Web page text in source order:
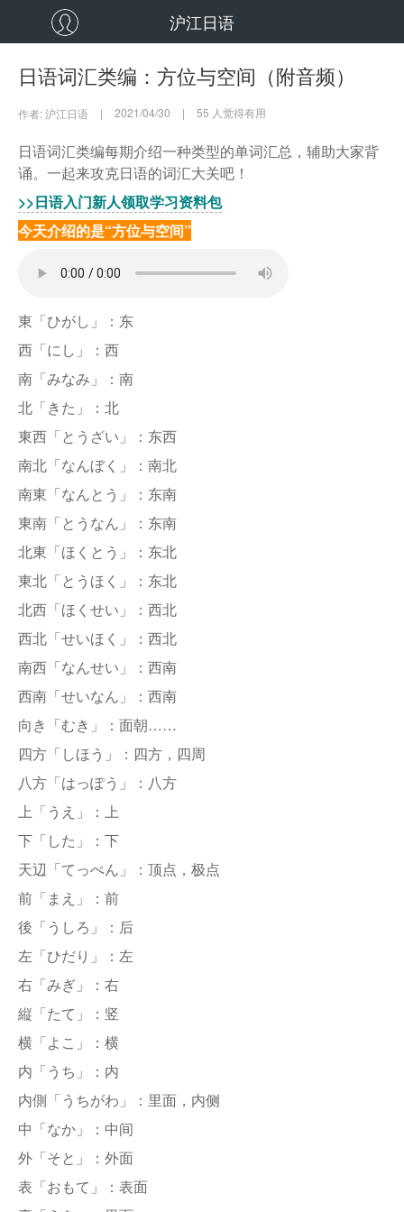
沪江日语
日语词汇类编：方位与空间（附音频）
作者: 沪江日语 | 2021/04/30 | 55 人觉得有用
日语词汇类编每期介绍一种类型的单词汇总，辅助大家背
诵。一起来攻克日语的词汇大关吧！
>>日语入门新人领取学习资料包
今天介绍的是“方位与空间”
東「ひがし」：东
西「にし」：西
南「みなみ」：南
北「きた」：北
東西「とうざい」：东西
南北「なんぼく」：南北
南東「なんとう」：东南
東南「とうなん」：东南
北東「ほくとう」：东北
東北「とうほく」：东北
北西「ほくせい」：西北
西北「せいほく」：西北
南西「なんせい」：西南
西南「せいなん」：西南
向き「むき」：面朝……
四方「しほう」：四方，四周
八方「はっぽう」：八方
上「うえ」：上
下「した」：下
天辺「てっぺん」：顶点，极点
前「まえ」：前
後「うしろ」：后
左「ひだり」：左
右「みぎ」：右
縦「たて」：竖
横「よこ」：横
内「うち」：内
内側「うちがわ」：里面，内侧
中「なか」：中间
外「そと」：外面
表「おもて」：表面